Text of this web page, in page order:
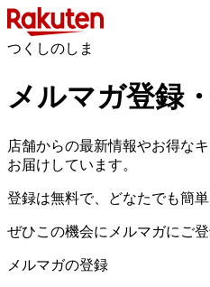
つくしのしま
メルマガ登録
店舗からの最新情報やお得な
お届けしています。
登録は無料で、どなたでも簡
ぜひこの機会にメルマガにご登
メルマガの登録